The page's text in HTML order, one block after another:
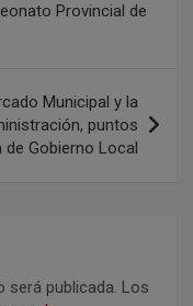
Provincial de
Municipal y la
puntos
Gobierno Local
será publicada. Los